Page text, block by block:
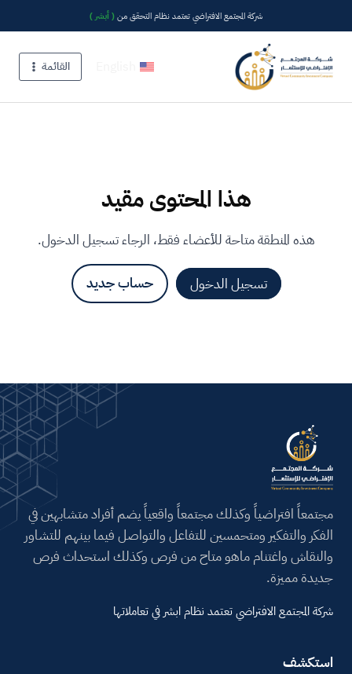
شركة المجتمع الافتراضي تعتمد نظام التحقق من( أبشر )
القائمة
هذا المحتوى مقيد
هذه المنطقة متاحة للأعضاء فقط، الرجاء تسجيل الدخول.
حساب جديد تسجيل الدخول
مجتمعاً افتراضياً وكذلك مجتمعاً واقعياً يضم أفراد متشابهين في
الفكر والتفكير ومتحمسين للتفاعل والتواصل فيما بينهم للتشاور
والنقاش واغتنام ماهو متاح من فرص وكذلك استحداث فرص
جديدة مميزة.
شركة المجتمع الافتراضي تعتمد نظام ابشر في تعاملاتها
استكشف